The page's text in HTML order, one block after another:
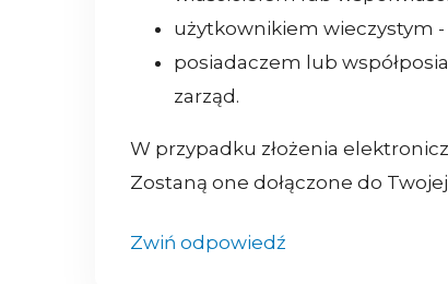
Zwiń odpowiedź
użytkownikiem wieczystym
posiadaczem lub
zarząd.
W przypadku złożenia
Zostaną one dołączone do